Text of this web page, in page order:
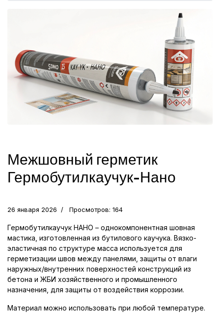
Межшовный герметик
Гермобутилкаучук-Нано
26 января 2026 Просмотров: 164
Гермобутилкаучук НАНО – однокомпонентная шовная
мастика, изготовленная из бутилового каучука. Вязко-
эластичная по структуре масса используется для
герметизации швов между панелями, защиты от влаги
наружных/внутренних поверхностей конструкций из
бетона и ЖБИ хозяйственного и промышленного
назначения, для защиты от воздействия коррозии.
Материал можно использовать при любой температуре.